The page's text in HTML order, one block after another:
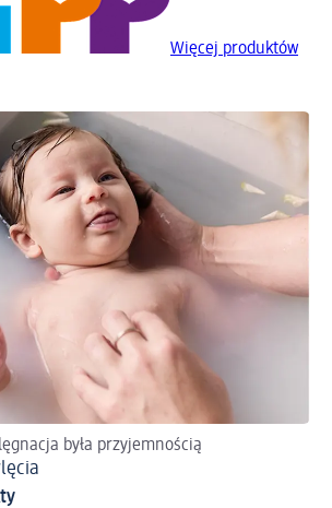
Więcej produktów
była przyjemnością